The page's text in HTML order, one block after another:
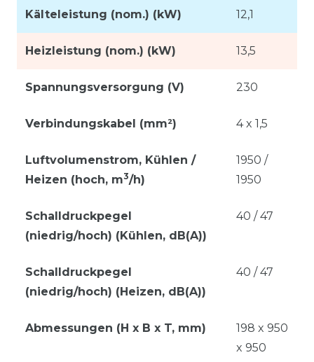
Kälteleistung (nom.) (kW) 12,1
Heizleistung (nom.) (kW) 13,5
Spannungsversorgung (V) 230
Verbindungskabel (mm²) 4 x 1,5
Luftvolumenstrom, Kühlen /
Heizen (hoch, m3/h)
1950 /
1950
Schalldruckpegel
(niedrig/hoch) (Kühlen, dB(A))
40 / 47
Schalldruckpegel
(niedrig/hoch) (Heizen, dB(A))
40 / 47
Abmessungen (H x B x T, mm)
198 x 950
x 950